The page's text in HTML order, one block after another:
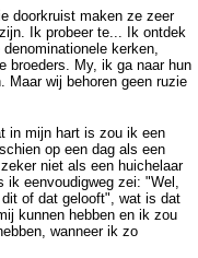
doorkruist maken ze zeer
Ik probeer te... Ik ontdek
kerken,
broeders. My, ik ga naar hun
Maar wij behoren geen ruzie
in mijn hart is zou ik een
op een dag als een
niet als een huichelaar
ik eenvoudigweg zei: "Wel,
of dat gelooft", wat is dat
kunnen hebben en ik zou
wanneer ik zo